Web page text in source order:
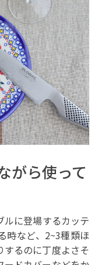
がら使って
ルに登場するカッテ
時など、2~3種類ほ
するのに丁度よさそ